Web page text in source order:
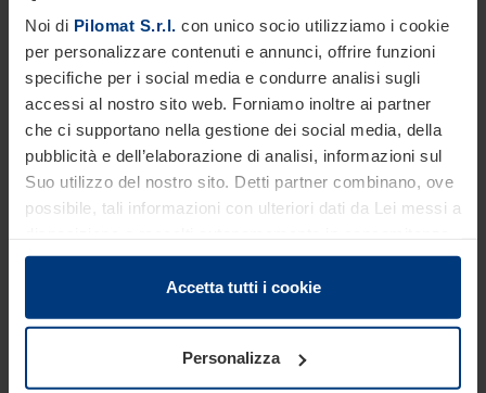
Noi di Pilomat S.r.l. con unico socio utilizziamo i cookie
per personalizzare contenuti e annunci, offrire funzioni
specifiche per i social media e condurre analisi sugli
accessi al nostro sito web. Forniamo inoltre ai partner
che ci supportano nella gestione dei social media, della
pubblicità e dell’elaborazione di analisi, informazioni sul
Suo utilizzo del nostro sito. Detti partner combinano, ove
possibile, tali informazioni con ulteriori dati da Lei messi a
con il Suo impiego dei servizi offerti.
Le disposizioni di legge ci autorizzano a salvare i cookie
sul Suo dispositivo in tutti quei casi in cui essi sono
sito. Per tutti gli altri tipi di cookie, necessitiamo del Suo
Accetta tutti i cookie
Personalizza
Finiture disponibili
Segnalatore acustico
Funzione
Semaforo